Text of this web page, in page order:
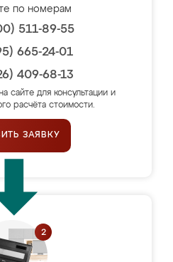
по номерам
511-89-55
665-24-01
409-68-13
сайте для консультации и
расчёта стоимости.
ЗАЯВКУ